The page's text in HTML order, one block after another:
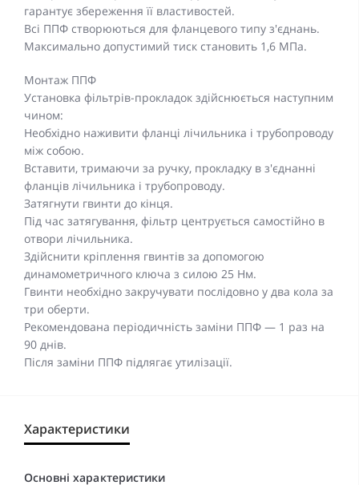
гарантує збереження її властивостей.
Всі ППФ створюються для фланцевого типу з'єднань.
Максимально допустимий тиск становить 1,6 МПа.
Монтаж ППФ
Установка фільтрів-прокладок здійснюється наступним
чином:
Необхідно наживити фланці лічильника і трубопроводу
між собою.
Вставити, тримаючи за ручку, прокладку в з'єднанні
фланців лічильника і трубопроводу.
Затягнути гвинти до кінця.
Під час затягування, фільтр центрується самостійно в
отвори лічильника.
Здійснити кріплення гвинтів за допомогою
динамометричного ключа з силою 25 Нм.
Гвинти необхідно закручувати послідовно у два кола за
три оберти.
Рекомендована періодичність заміни ППФ — 1 раз на
90 днів.
Після заміни ППФ підлягає утилізації.
Характеристики
Основні характеристики